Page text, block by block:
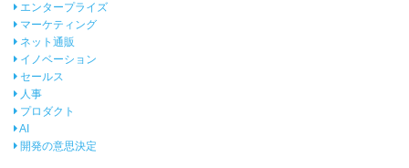
エンタープライズ
マーケティング
ネット通販
イノベーション
セールス
人事
プロダクト
AI
開発の意思決定